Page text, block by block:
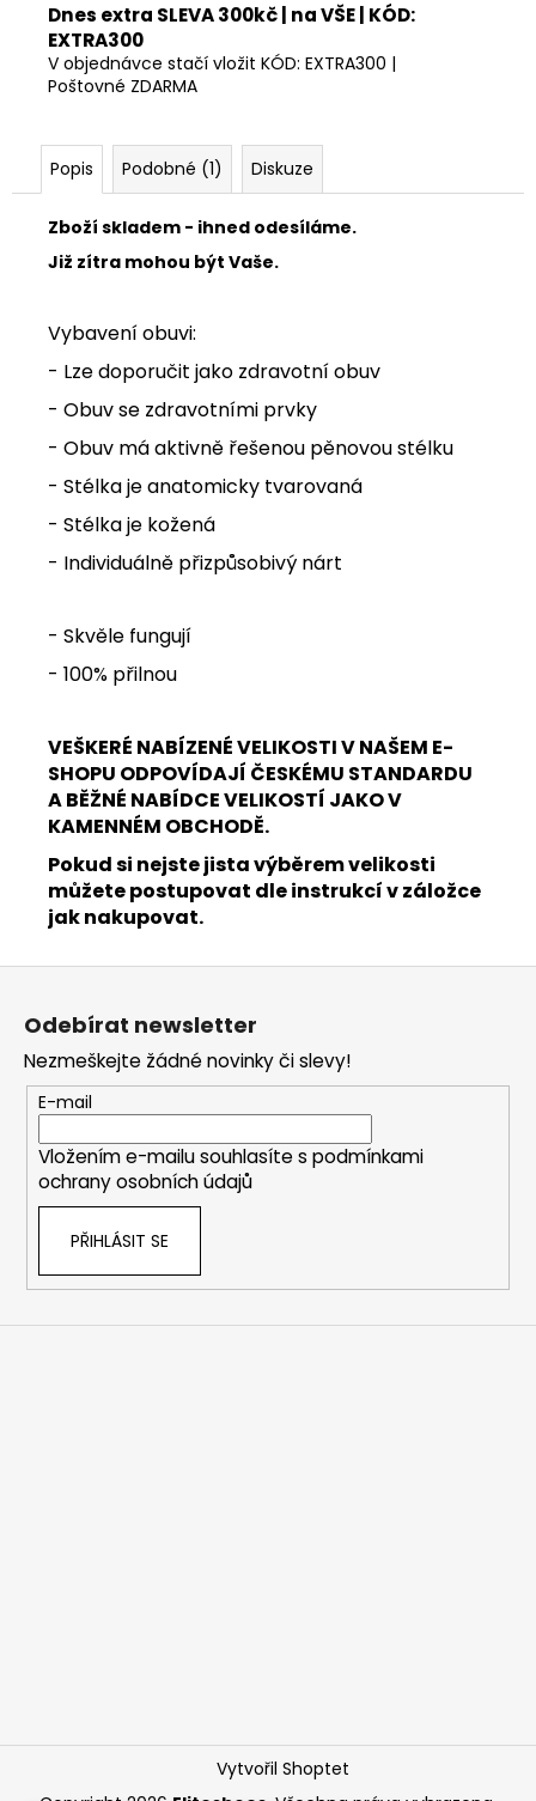
Dnes extra SLEVA 300kč | na VŠE | KÓD:
EXTRA300
V objednávce stačí vložit KÓD: EXTRA300 |
Poštovné ZDARMA
Popis Podobné (1) Diskuze
Zboží skladem - ihned odesíláme.
Již zítra mohou být Vaše.
Vybavení obuvi:
- Lze doporučit jako zdravotní obuv
- Obuv se zdravotními prvky
- Obuv má aktivně řešenou pěnovou stélku
- Stélka je anatomicky tvarovaná
- Stélka je kožená
- Individuálně přizpůsobivý nárt
- Skvěle fungují
- 100% přilnou
VEŠKERÉ NABÍZENÉ VELIKOSTI V NAŠEM E-
SHOPU ODPOVÍDAJÍ ČESKÉMU STANDARDU
A BĚŽNÉ NABÍDCE VELIKOSTÍ JAKO V
KAMENNÉM OBCHODĚ.
Pokud si nejste jista výběrem velikosti
můžete postupovat dle instrukcí v záložce
jak nakupovat.
Z
Odebírat newsletter
Nezmeškejte žádné novinky či slevy!
E-mail
Vložením e-mailu souhlasíte s podmínkami
ochrany osobních údajů
PŘIHLÁSIT SE
Vytvořil Shoptet